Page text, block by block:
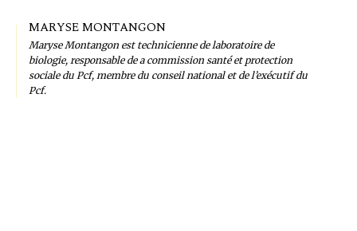
MARYSE MONTANGON
Maryse Montangon est technicienne de laboratoire de
biologie, responsable de a commission santé et protection
sociale du Pcf, membre du conseil national et de l’exécutif du
Pcf.